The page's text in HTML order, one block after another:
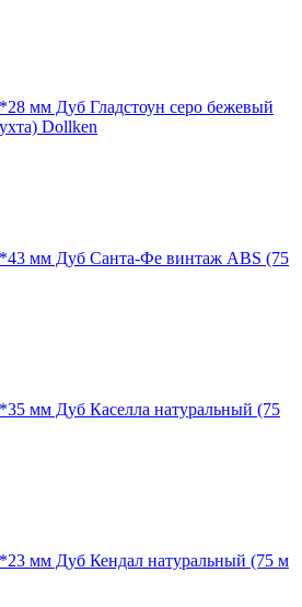
мм Дуб Гладстоун серо бежевый
Dollken
мм Дуб Санта-Фе винтаж ABS (75
мм Дуб Каселла натуральный (75
мм Дуб Кендал натуральный (75 м